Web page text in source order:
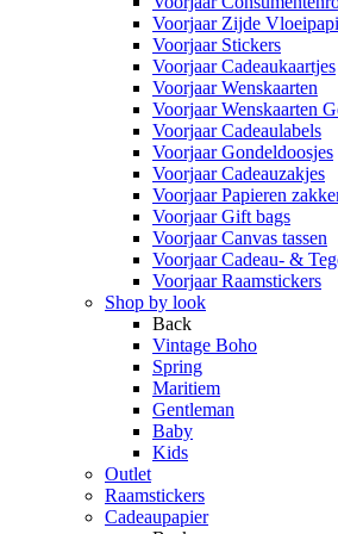
Voorjaar Zijde
Voorjaar Stickers
Voorjaar Cadeaukaartjes
Voorjaar Wenskaarten
Voorjaar Wenskaarten
Voorjaar Cadeaulabels
Voorjaar Gondeldoosjes
Voorjaar Cadeauzakjes
Voorjaar Papieren
Voorjaar Gift bags
Voorjaar Canvas tassen
Voorjaar Cadeau- &
Voorjaar Raamstickers
Shop by look
Back
Vintage Boho
Spring
Maritiem
Gentleman
Baby
Kids
Outlet
Raamstickers
Cadeaupapier